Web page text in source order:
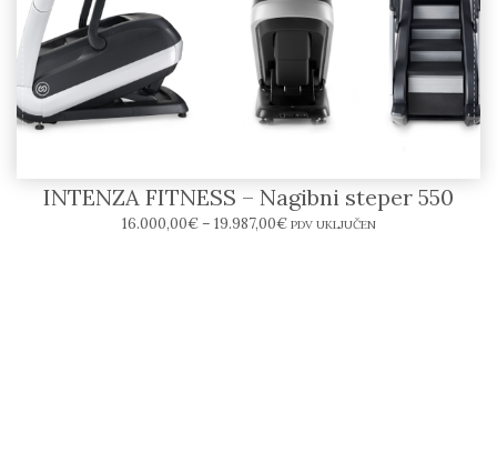
INTENZA FITNESS – Nagibni steper 550
16.000,00€– 19.987,00€ PDV UKLJUČEN